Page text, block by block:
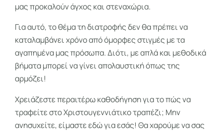
μας προκαλούν άγχος και στεναχώρια.
Για αυτό, το θέμα τη διατροφής δεν θα πρέπει να
καταλαμβάνει χρόνο από όμορφες στιγμές με τα
αγαπημένα μας πρόσωπα. Διότι, με απλά και μεθοδικά
βήματα μπορεί να γίνει απολαυστική όπως της
αρμόζει!
Χρειάζεστε περαιτέρω καθοδήγηση για το πώς να
τραφείτε στο Χριστουγεννιάτικο τραπέζι; Μην
ανησυχείτε, είμαστε εδώ για εσάς! Θα χαρούμε να σας